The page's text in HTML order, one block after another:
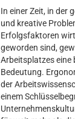
In einer Zeit, in der
und kreative
Erfolgsfaktoren
geworden sind,
Arbeitsplatzes eine
Bedeutung.
der
einem